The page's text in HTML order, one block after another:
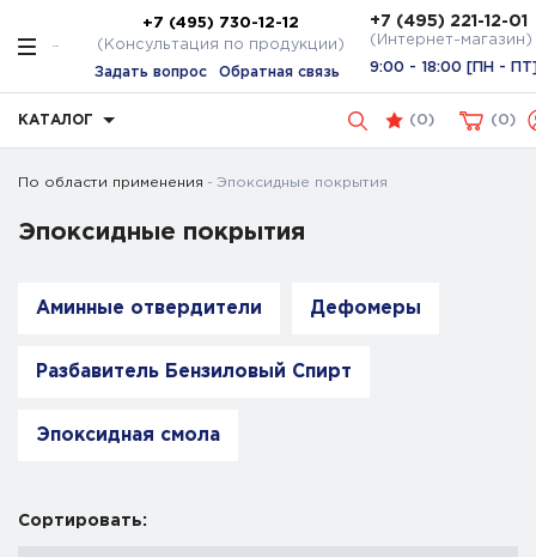
+7 (495) 730-12-12
(Консультация по продукции)
Задать вопрос Обратная связь
+7 (495) 221-12-01
(Интернет-магазин)
9:00 - 18:00 [ПН -
КАТАЛОГ (0) 0
По области применения Эпоксидные покрытия
Эпоксидные покрытия
Аминные отвердители Дефомеры
Разбавитель Бензиловый Спирт
Эпоксидная смола
Сортировать: